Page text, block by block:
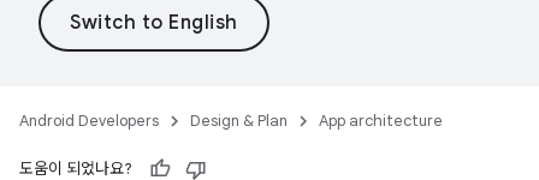
Android Developers Design & Plan App architecture
도움이 되었나요?